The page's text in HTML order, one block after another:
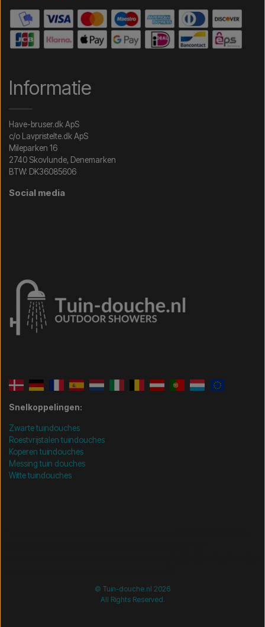
Informatie
Have-bruser.dk ApS
c/o Lavpristelte.dk ApS
Mileparken 16
2740 Skovlunde, Denemarken
BTW: DK36085606
Social media
Snelkoppelingen:
Zwarte tuindouches
Roestvrijstalen tuindouches
Koperen tuindouches
Messing tuin douches
Witte tuindouches
© Tuin-douche.nl 2026
All Rights Reserved.